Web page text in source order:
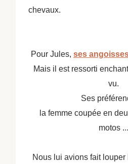
chevaux.
Pour Jules, ses
Mais il est ressorti
vu.
Ses
la femme coupée en
motos ...
Nous lui avions fait louper